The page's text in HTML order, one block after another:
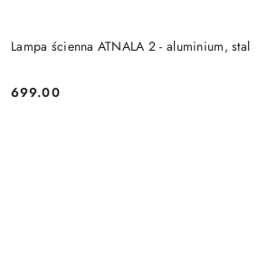
Lampa ścienna ATNALA 2 - aluminium, stal
Cena:
699.00